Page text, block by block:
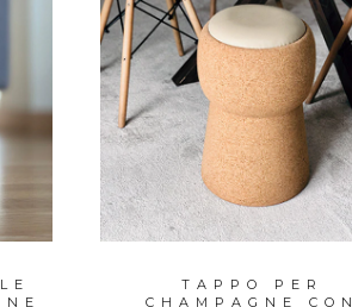
TAPPO PER
CHAMPAGNE CON